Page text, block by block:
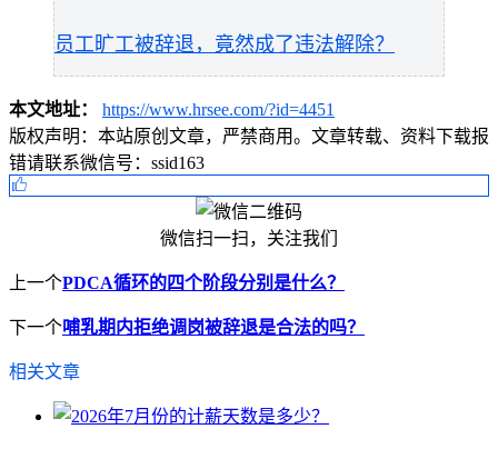
员工旷工被辞退，竟然成了违法解除？
本文地址：
https://www.hrsee.com/?id=4451
版权声明： 本站原创文章，严禁商用。文章转载、资料下载报
错请联系微信号：ssid163
微信扫一扫，关注我们
上一个PDCA循环的四个阶段分别是什么？
下一个哺乳期内拒绝调岗被辞退是合法的吗？
相关文章